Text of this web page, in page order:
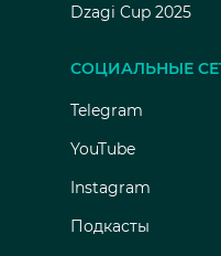
Dzagi Cup 2025
СОЦИАЛЬНЫЕ
Telegram
YouTube
Instagram
Подкасты